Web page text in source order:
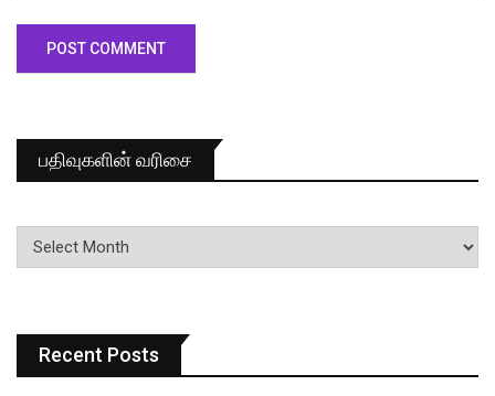
பதிவுகளின் வரிசை
பதிவுகளின்
வரிசை
Recent Posts